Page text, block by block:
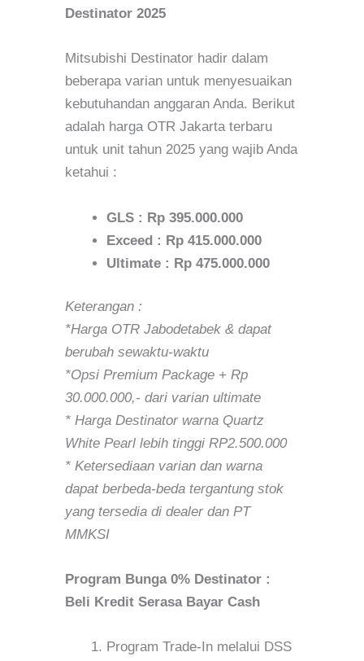
Destinator 2025
Mitsubishi Destinator hadir dalam
beberapa varian untuk menyesuaikan
kebutuhandan anggaran Anda. Berikut
adalah harga OTR Jakarta terbaru
untuk unit tahun 2025 yang wajib Anda
ketahui :
GLS : Rp 395.000.000
Exceed : Rp 415.000.000
Ultimate : Rp 475.000.000
Keterangan :
*Harga OTR Jabodetabek & dapat
berubah sewaktu-waktu
*Opsi Premium Package + Rp
30.000.000,- dari varian ultimate
* Harga Destinator warna Quartz
White Pearl lebih tinggi RP2.500.000
* Ketersediaan varian dan warna
dapat berbeda-beda tergantung stok
yang tersedia di dealer dan PT
MMKSI
Program Bunga 0% Destinator :
Beli Kredit Serasa Bayar Cash
Program Trade-In melalui DSS